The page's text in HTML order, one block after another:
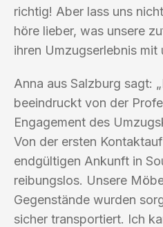
richtig! Aber lass uns
höre lieber, was unsere
ihren Umzugserlebnis mit
Anna aus Salzburg sagt:
beeindruckt von der
Engagement des
Von der ersten
endgültigen Ankunft in
reibungslos. Unsere
Gegenstände wurden
sicher transportiert. Ich